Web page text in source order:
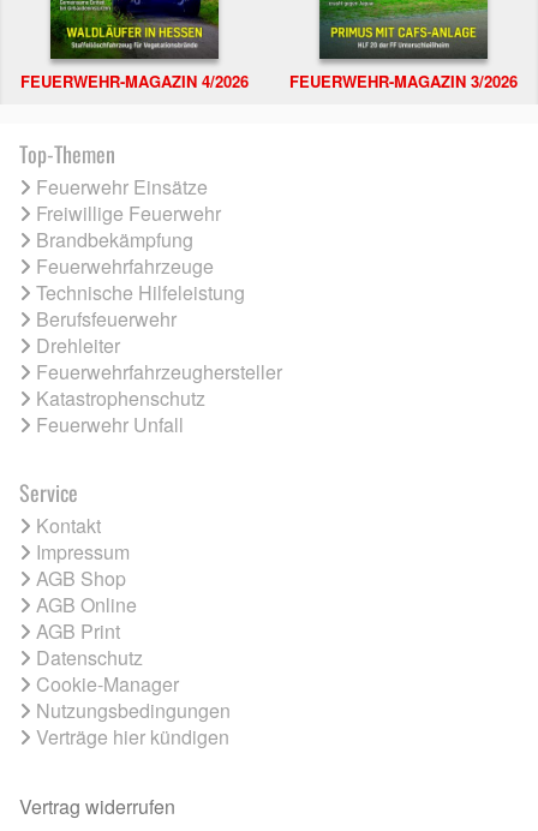
FEUERWEHR-MAGAZIN 4/2026 FEUERWEHR-MAGAZIN 3/2026
Top-Themen
Feuerwehr Einsätze
Freiwillige Feuerwehr
Brandbekämpfung
Feuerwehrfahrzeuge
Technische Hilfeleistung
Berufsfeuerwehr
Drehleiter
Feuerwehrfahrzeughersteller
Katastrophenschutz
Feuerwehr Unfall
Service
Kontakt
Impressum
AGB Shop
AGB Online
AGB Print
Datenschutz
Cookie-Manager
Nutzungsbedingungen
Verträge hier kündigen
Vertrag widerrufen